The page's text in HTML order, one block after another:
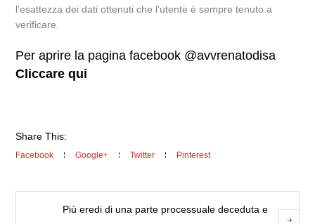
l’esattezza dei dati ottenuti che l’utente è sempre tenuto a
verificare.
Per aprire la pagina facebook @avvrenatodisa
Cliccare qui
Share This:
Facebook Google+ Twitter Pinterest
Più eredi di una parte processuale deceduta e